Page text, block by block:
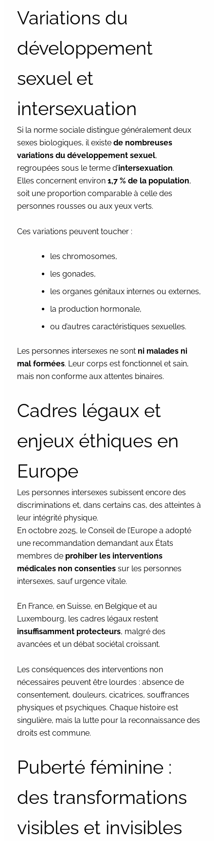
Variations du
développement
sexuel et
intersexuation
Si la norme sociale distingue généralement deux
sexes biologiques, il existe de nombreuses
variations du développement sexuel,
regroupées sous le terme d’intersexuation.
Elles concernent environ 1,7 % de la population,
soit une proportion comparable à celle des
personnes rousses ou aux yeux verts.
Ces variations peuvent toucher :
les chromosomes,
les gonades,
les organes génitaux internes ou externes,
la production hormonale,
ou d’autres caractéristiques sexuelles.
Les personnes intersexes ne sont ni malades ni
mal formées. Leur corps est fonctionnel et sain,
mais non conforme aux attentes binaires.
Cadres légaux et
enjeux éthiques en
Europe
Les personnes intersexes subissent encore des
discriminations et, dans certains cas, des atteintes à
leur intégrité physique.
En octobre 2025, le Conseil de l’Europe a adopté
une recommandation demandant aux États
membres de prohiber les interventions
médicales non consentiessur les personnes
intersexes, sauf urgence vitale.
En France, en Suisse, en Belgique et au
Luxembourg, les cadres légaux restent
insuffisamment protecteurs, malgré des
avancées et un débat sociétal croissant.
Les conséquences des interventions non
nécessaires peuvent être lourdes : absence de
consentement, douleurs, cicatrices, souffrances
physiques et psychiques. Chaque histoire est
singulière, mais la lutte pour la reconnaissance des
droits est commune.
Puberté féminine :
des transformations
visibles et invisibles